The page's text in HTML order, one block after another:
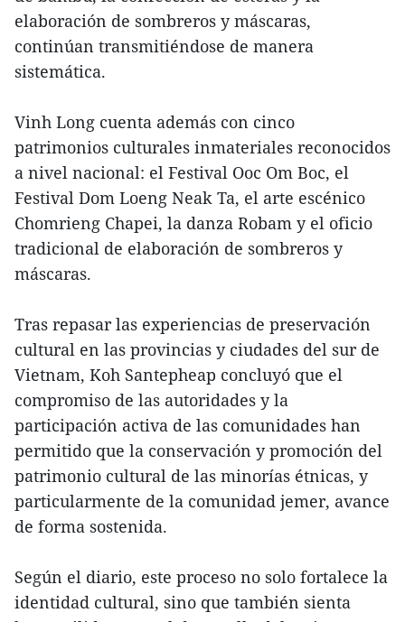
elaboración de sombreros y máscaras,
continúan transmitiéndose de manera
sistemática.
Vinh Long cuenta además con cinco
patrimonios culturales inmateriales reconocidos
a nivel nacional: el Festival Ooc Om Boc, el
Festival Dom Loeng Neak Ta, el arte escénico
Chomrieng Chapei, la danza Robam y el oficio
tradicional de elaboración de sombreros y
máscaras.
Tras repasar las experiencias de preservación
cultural en las provincias y ciudades del sur de
Vietnam, Koh Santepheap concluyó que el
compromiso de las autoridades y la
participación activa de las comunidades han
permitido que la conservación y promoción del
patrimonio cultural de las minorías étnicas, y
particularmente de la comunidad jemer, avance
de forma sostenida.
Según el diario, este proceso no solo fortalece la
identidad cultural, sino que también sienta